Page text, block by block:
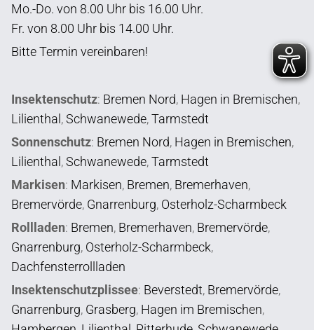
Mo.-Do. von 8.00 Uhr bis 16.00 Uhr.
Fr. von 8.00 Uhr bis 14.00 Uhr.
Bitte Termin vereinbaren!
Insektenschutz: Bremen Nord, Hagen in Bremischen,
Lilienthal ,Schwanewede,Tarmstedt
Sonnenschutz: Bremen Nord, Hagen in Bremischen,
Lilienthal ,Schwanewede,Tarmstedt
Markisen: Markisen, Bremen, Bremerhaven,
Bremervörde, Gnarrenburg, Osterholz-Scharmbeck
Rollladen: Bremen, Bremerhaven, Bremervörde,
Gnarrenburg, Osterholz-Scharmbeck,
Dachfensterrollladen
Insektenschutzplissee: Beverstedt, Bremervörde,
Gnarrenburg, Grasberg, Hagen im Bremischen,